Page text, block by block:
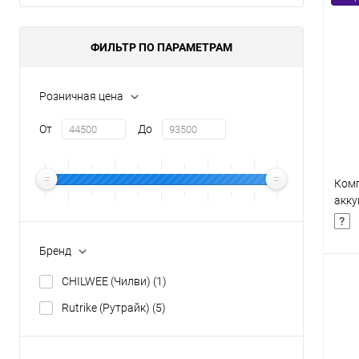
ФИЛЬТР ПО ПАРАМЕТРАМ
Розничная цена
От До
Бренд
CHILWEE (Чилви) (1)
Rutrike (Рутрайк) (5)
32